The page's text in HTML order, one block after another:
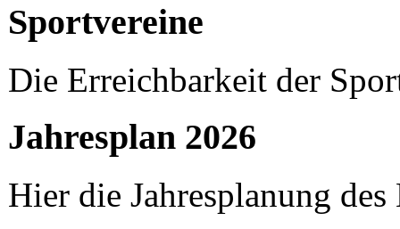
Sportvereine
Die Erreichbarkeit der
Jahresplan 2026
Hier die Jahresplanung